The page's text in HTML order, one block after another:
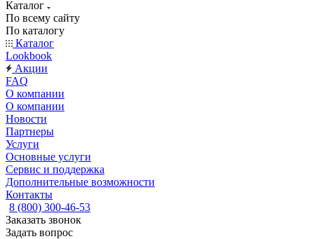
Каталог
По всему сайту
По каталогу
Каталог
Lookbook
Акции
FAQ
О компании
О компании
Новости
Партнеры
Услуги
Основные услуги
Сервис и поддержка
Дополнительные возможности
Контакты
8 (800) 300-46-53
Заказать звонок
Задать вопрос